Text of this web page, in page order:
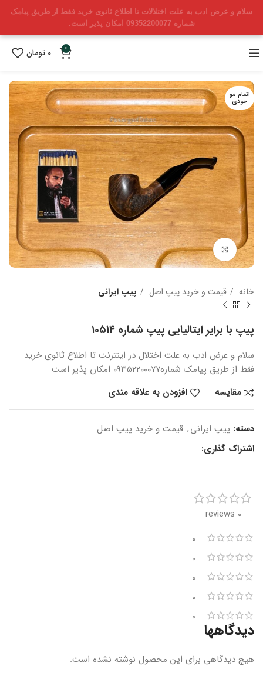
سلام و عرض ادب به علت اختلالات تا اطلاع ثانوی خرید فقط از طریق پیامک
شماره 09352200077 امکان پذیر است.
0
0 تومان
اتمام مو
جودی
بزرگنمایی تصویر
خانه قیمت و خرید پیپ اصل پیپ ایرانی
پیپ با برایر ایتالیایی پیپ شماره ۱۰۵۱۴
سلام و عرض ادب به علت اختلال در اینترنت تا اطلاع ثانوی خرید
فقط از طریق پیامک شماره۰۹۳۵۲۲۰۰۰۷۷ امکان پذیر است
مقایسه
افزودن به علاقه مندی
دسته: پیپ ایرانی, قیمت و خرید پیپ اصل
اشتراک گذاری:
0 reviews
0
0
0
0
0
دیدگاهها
هیچ دیدگاهی برای این محصول نوشته نشده است.